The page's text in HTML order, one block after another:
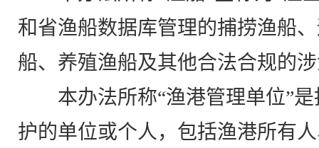
和省渔船数据库管理的捕捞渔船
船、养殖渔船及其他合法合规的
本办法所称“渔港管理单位”
护的单位或个人，包括渔港所有